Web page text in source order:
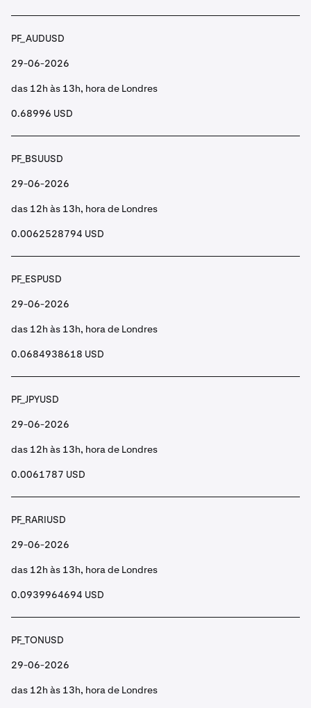
PF_AUDUSD
29-06-2026
das 12h às 13h, hora de Londres
0.68996 USD
PF_BSUUSD
29-06-2026
das 12h às 13h, hora de Londres
0.0062528794 USD
PF_ESPUSD
29-06-2026
das 12h às 13h, hora de Londres
0.0684938618 USD
PF_JPYUSD
29-06-2026
das 12h às 13h, hora de Londres
0.0061787 USD
PF_RARIUSD
29-06-2026
das 12h às 13h, hora de Londres
0.0939964694 USD
PF_TONUSD
29-06-2026
das 12h às 13h, hora de Londres